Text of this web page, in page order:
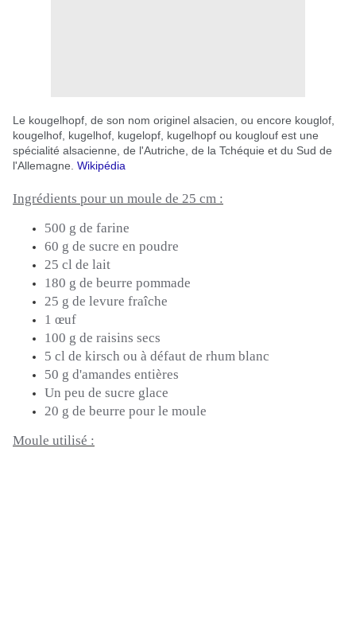
Le kougelhopf, de son nom originel alsacien, ou encore kouglof,
kougelhof, kugelhof, kugelopf, kugelhopf ou kouglouf est une
spécialité alsacienne, de l'Autriche, de la Tchéquie et du Sud de
l'Allemagne. Wikipédia
Ingrédients pour un moule de 25 cm :
500 g de farine
60 g de sucre en poudre
25 cl de lait
180 g de beurre pommade
25 g de levure fraîche
1 œuf
100 g de raisins secs
5 cl de kirsch ou à défaut de rhum blanc
50 g d'amandes entières
Un peu de sucre glace
20 g de beurre pour le moule
Moule utilisé :